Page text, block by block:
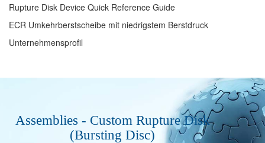
Rupture Disk Device Quick Reference Guide
ECR Umkehrberstscheibe mit niedrigstem Berstdruck
Unternehmensprofil
Assemblies - Custom Rupture Disk
(Bursting Disc)